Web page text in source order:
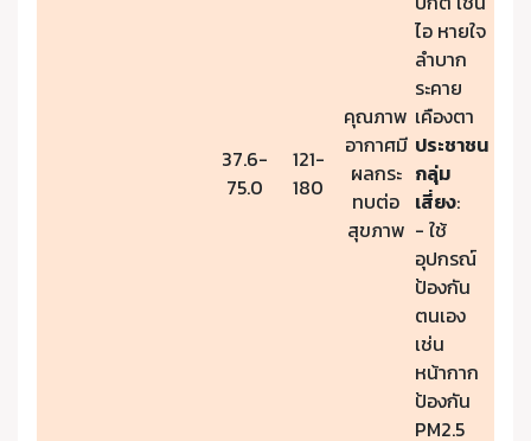
37.6-
75.0
121-
180
คุณภาพ
อากาศมี
ผลกระ
ทบต่อ
สุขภาพ
ไอ หายใจ
ลำบาก
ระคาย
เคืองตา
ประชาชน
กลุ่ม
เสี่ยง:
- ใช้
อุปกรณ์
ป้องกัน
ตนเอง
เช่น
หน้ากาก
ป้องกัน
PM2.5